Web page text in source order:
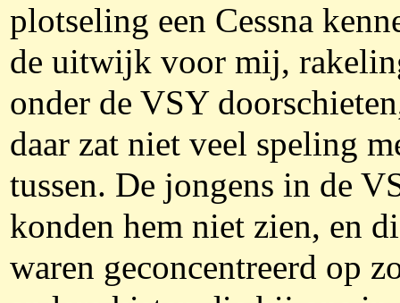
plotseling een Cessna
de uitwijk voor mij,
onder de VSY
daar zat niet veel speling
tussen. De jongens in de
konden hem niet zien, en
waren geconcentreerd op